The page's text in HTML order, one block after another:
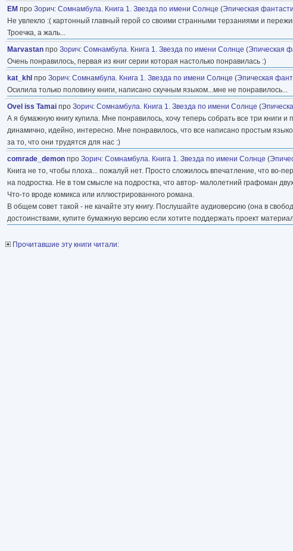
EM про Зорич: Сомнамбула. Книга 1. Звезда по имени Солнце (Эпическая
Не увлекло :( картонный главный герой со своими странными терзаниями и
Троечка, а жаль...
Marvastan про Зорич: Сомнамбула. Книга 1. Звезда по имени Солнце (Эпическая
Очень понравилось, первая из книг серии которая настолько понравилась :)
kat_khl про Зорич: Сомнамбула. Книга 1. Звезда по имени Солнце (Эпическая
Осилила только половину книги, написано скучным языком...мне не понравилось...
Ovel iss Tamai про Зорич: Сомнамбула. Книга 1. Звезда по имени Солнце (
А я бумажную книгу купила. Мне понравилось, хочу теперь собрать все три книги
динамично, идейно, интересно. Мне понравилось, что все написано простым
за то, что они трудятся для нас :)
comrade_demon про Зорич: Сомнамбула. Книга 1. Звезда по имени Солнце (
Книга не то, чтобы плоха... пожалуй нет. Просто сложилось впечатление, что во-
на подростка. Не в том смысле на подростка, что автор- малолетний графоман
Что-то вроде комикса или иллюстрированного романа.
В общем совет такой - не качайте эту книгу. Послушайте аудиоверсию (она в
достоинствами, купите бумажную версию если хотите поддержать проект
Прочитавшие эту книги читали: